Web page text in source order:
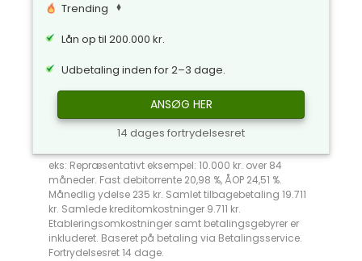
Trending
Lån op til 200.000 kr.
Udbetaling inden for 2–3 dage.
ANSØG HER
14 dages fortrydelsesret
eks: Repræsentativt eksempel: 10.000 kr. over 84
måneder. Fast debitorrente 20,98 %, ÅOP 24,51 %.
Månedlig ydelse 235 kr. Samlet tilbagebetaling 19.711
kr. Samlede kreditomkostninger 9.711 kr.
Etableringsomkostninger samt betalingsgebyrer er
inkluderet. Baseret på betaling via Betalingsservice.
Fortrydelsesret 14 dage.